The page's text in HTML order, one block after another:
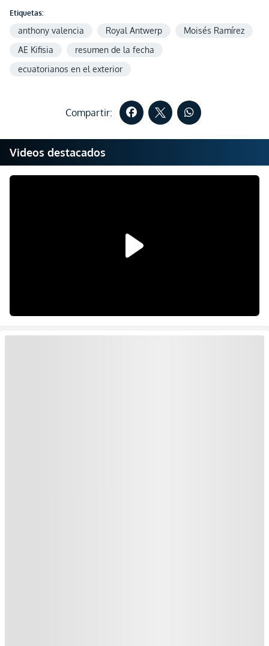
Etiquetas:
anthony valencia Royal Antwerp
Moisés Ramírez
AE Kifisia
resumen de la fecha
ecuatorianos en el exterior
Compartir:
Videos destacados